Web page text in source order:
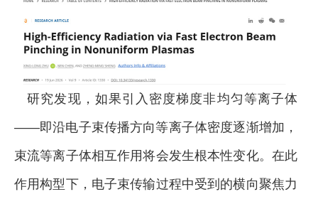
研究发现，如果引入密度梯度非均匀等离子体
——即沿电子束传播方向等离子体密度逐渐增加，
束流等离子体相互作用将会发生根本性变化。在此
作用构型下，电子束传输过程中受到的横向聚焦力